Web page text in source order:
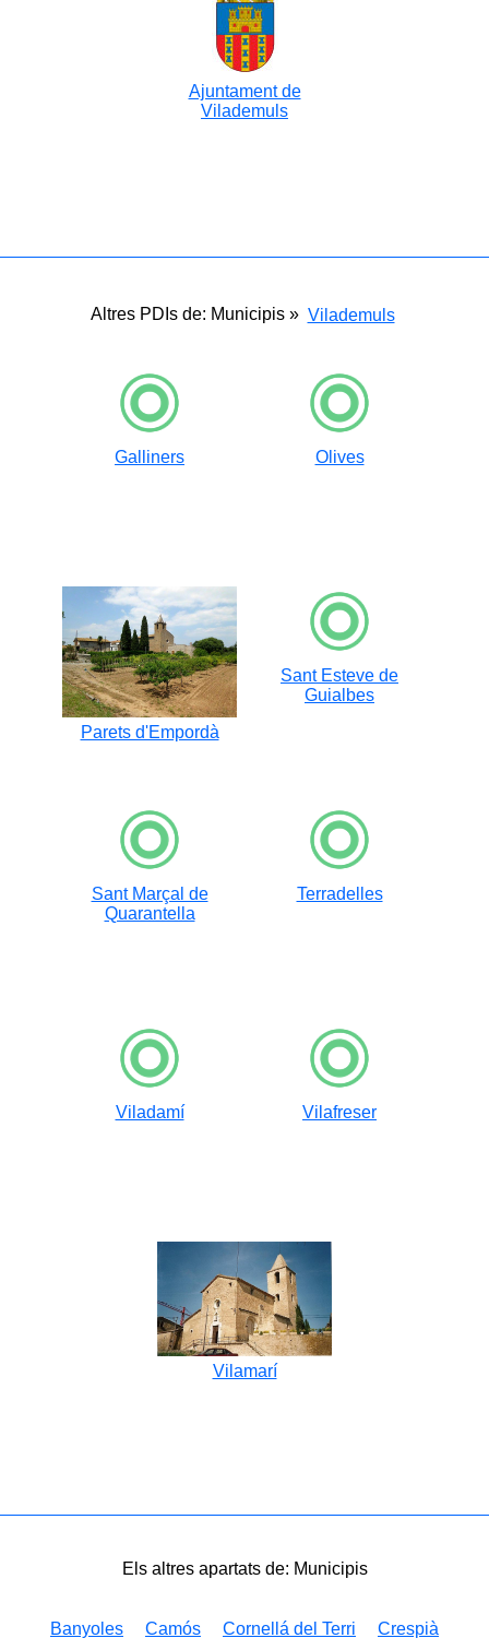
Ajuntament de
Vilademuls
Altres PDIs de: Municipis » Vilademuls
Galliners Olives
Parets d'Empordà
Sant Esteve de
Guialbes
Sant Marçal de
Quarantella
Terradelles
Viladamí Vilafreser
Vilamarí
Els altres apartats de: Municipis
Banyoles Camós Cornellá del Terri Crespià